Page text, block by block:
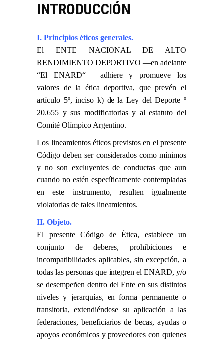
INTRODUCCIÓN
I. Principios éticos generales.
El ENTE NACIONAL DE ALTO
RENDIMIENTO DEPORTIVO —en adelante
“El ENARD“— adhiere y promueve los
valores de la ética deportiva, que prevén el
artículo 5º, inciso k) de la Ley del Deporte º
20.655 y sus modificatorias y al estatuto del
Comité Olímpico Argentino.
Los lineamientos éticos previstos en el presente
Código deben ser considerados como mínimos
y no son excluyentes de conductas que aun
cuando no estén específicamente contempladas
en este instrumento, resulten igualmente
violatorias de tales lineamientos.
II. Objeto.
El presente Código de Ética, establece un
conjunto de deberes, prohibiciones e
incompatibilidades aplicables, sin excepción, a
todas las personas que integren el ENARD, y/o
se desempeñen dentro del Ente en sus distintos
niveles y jerarquías, en forma permanente o
transitoria, extendiéndose su aplicación a las
federaciones, beneficiarios de becas, ayudas o
apoyos económicos y proveedores con quienes